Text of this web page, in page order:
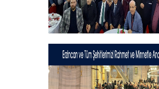
Geleneksel İftar Programımız
+